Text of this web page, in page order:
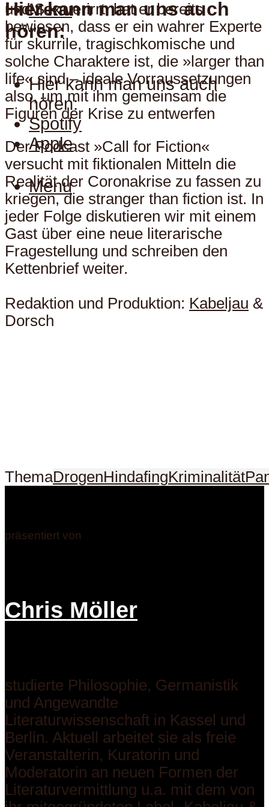
Menu
Hier kann man uns auch
hören:
Hier kann man uns auch
hören:
Spotify
Apple
Menu
und Sex verirrt, hat er bereits
bewiesen, dass er ein wahrer Experte
für skurrile, tragischkomische und
solche Charaktere ist, die »larger than
life« sind – ideale Vorraussetzungen
also, um mit ihm gemeinsam die
Figuren der Krise zu entwerfen
Der Podcast »Call for Fiction«
versucht mit fiktionalen Mitteln die
Realität der Coronakrise zu fassen zu
kriegen, die stranger than fiction ist. In
jeder Folge diskutieren wir mit einem
Gast über eine neue literarische
Fragestellung und schreiben den
Kettenbrief weiter.
Redaktion und Produktion: Kabeljau &
Dorsch
ThemaDrogenHindafingKriminalität
präsentiert von
Chris Möller
studierte Philosophie, Germanistik
und Angewandte
Literaturwissenschaft in Kassel und
Berlin. Aktuell arbeitet sie als freie
Veranstalterin, Kuratorin und
Moderatorin an neuen Formen der
Literaturvermittlung u.a. mit dem von